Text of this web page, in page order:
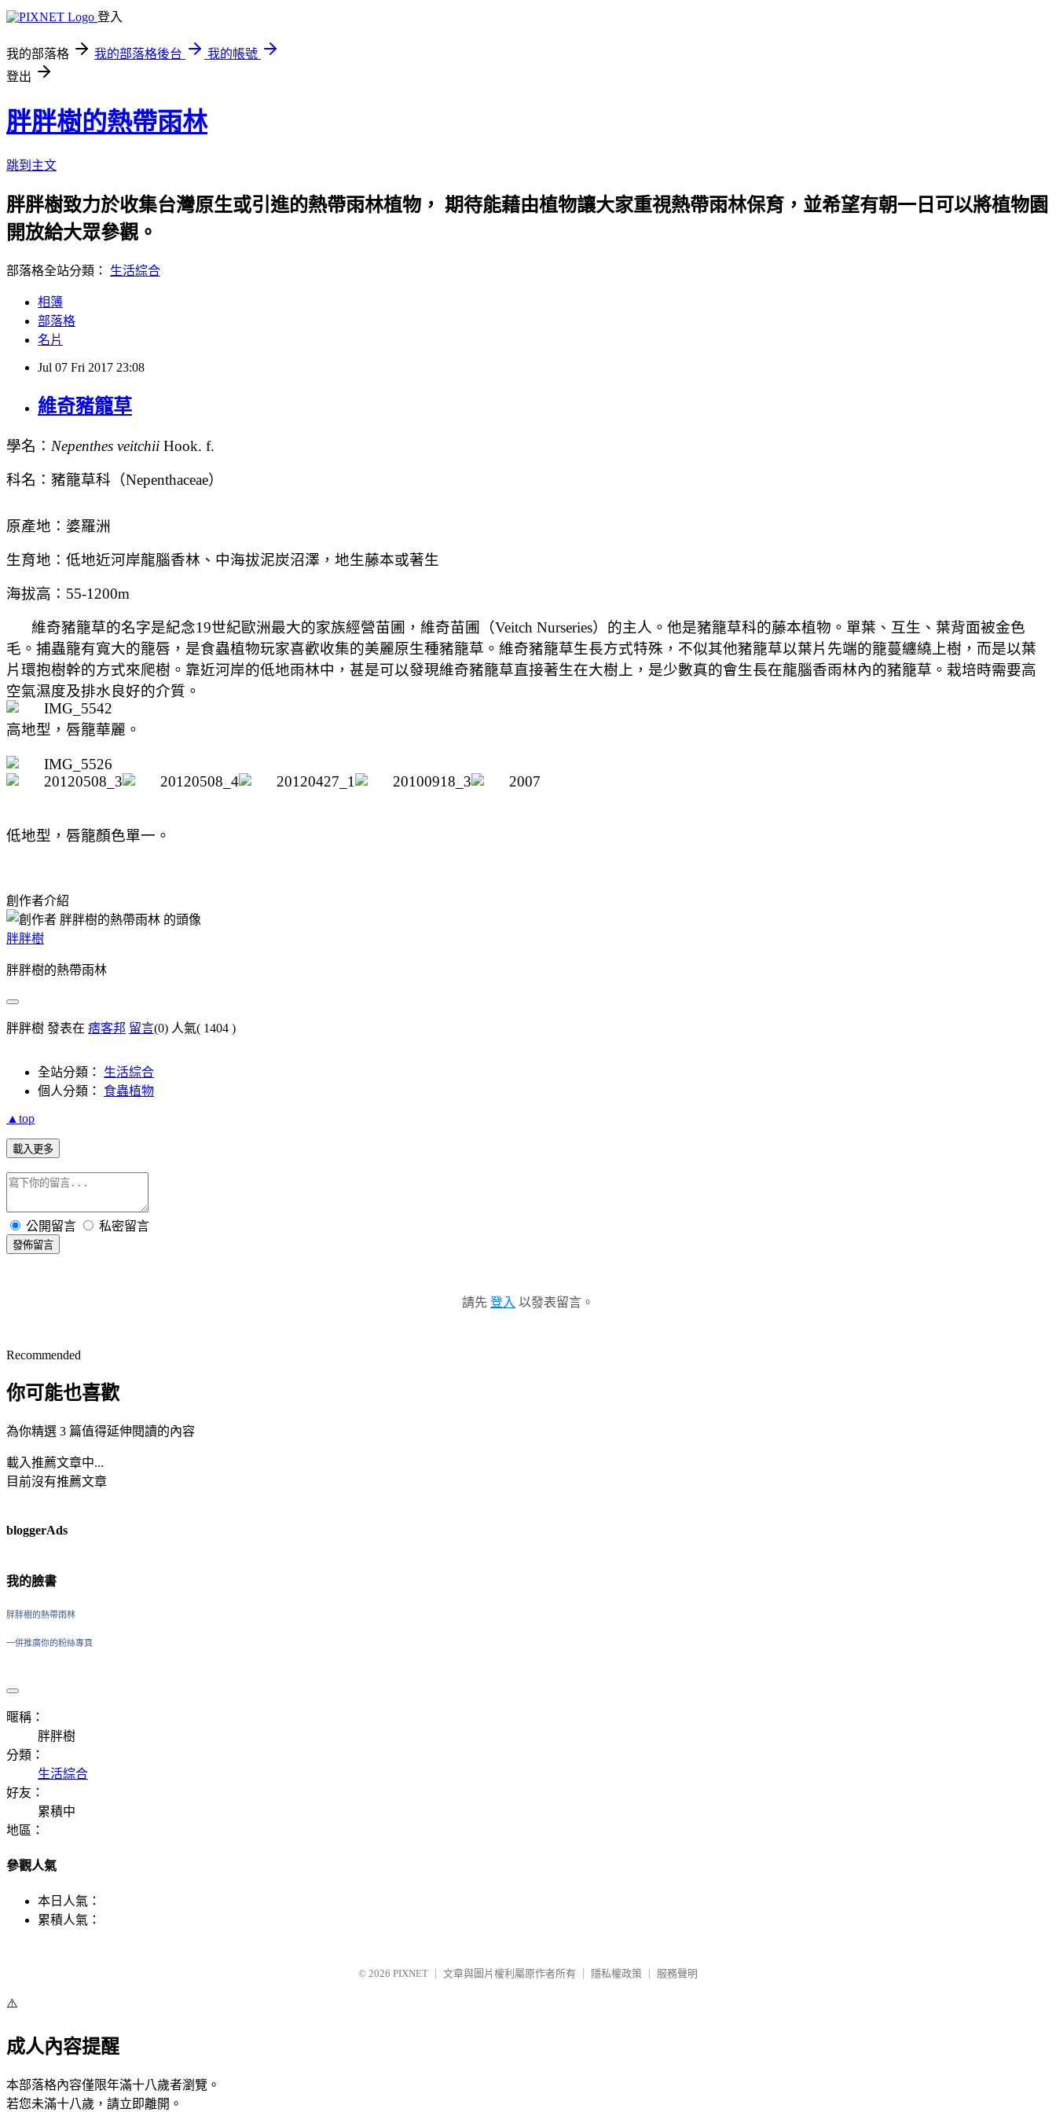
登入
我的部落格 我的部落格後台
我的帳號
登出
胖胖樹的熱帶雨林
跳到主文
胖胖樹致力於收集台灣原生或引進的熱帶雨林植物， 期待能藉由植物讓大家重視熱帶雨林保育，並希望有朝一日可以將植物園
開放給大眾參觀。
部落格全站分類： 生活綜合
相簿
部落格
名片
Jul 07 Fri 2017 23:08
維奇豬籠草
學名： Nepenthes veitchii Hook. f.
科名：豬籠草科（Nepenthaceae）
原產地：婆羅洲
生育地：低地近河岸龍腦香林、中海拔泥炭沼澤，地生藤本或著生
海拔高： 55-1200m
維奇豬籠草的名字是紀念19世紀歐洲最大的家族經營苗圃，維奇苗圃（Veitch Nurseries）的主人。他是豬籠草科的藤本植物。單葉、互生、葉背面被金色
毛。捕蟲籠有寬大的籠唇，是食蟲植物玩家喜歡收集的美麗原生種豬籠草。維奇豬籠草生長方式特殊，不似其他豬籠草以葉片先端的籠蔓纏繞上樹，而是以葉
片環抱樹幹的方式來爬樹。靠近河岸的低地雨林中，甚是可以發現維奇豬籠草直接著生在大樹上，是少數真的會生長在龍腦香雨林內的豬籠草。栽培時需要高
空氣濕度及排水良好的介質。
高地型，唇籠華麗。
低地型，唇籠顏色單一。
創作者介紹
胖胖樹
胖胖樹的熱帶雨林
胖胖樹 發表在 痞客邦 留言(0) 人氣( 1404 )
全站分類： 生活綜合
個人分類： 食蟲植物
▲top
載入更多
公開留言 私密留言
發佈留言
請先 登入 以發表留言。
Recommended
你可能也喜歡
為你精選 3 篇值得延伸閱讀的內容
載入推薦文章中...
目前沒有推薦文章
bloggerAds
我的臉書
胖胖樹的熱帶雨林
一併推廣你的粉絲專頁
暱稱：
胖胖樹
分類：
生活綜合
好友：
累積中
地區：
參觀人氣
本日人氣：
累積人氣：
© 2026 PIXNET 文章與圖片權利屬原作者所有 隱私權政策 服務聲明
⚠️
成人內容提醒
本部落格內容僅限年滿十八歲者瀏覽。
若您未滿十八歲，請立即離開。